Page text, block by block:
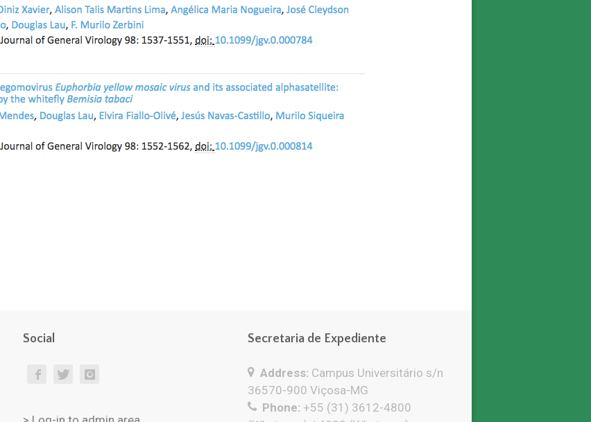
Social Secretaria de Expediente
Address: Campus Universitário s/n
36570-900 Viçosa-MG
Phone: +55 (31) 3612-4800